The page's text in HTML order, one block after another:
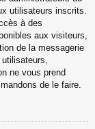
utilisateurs inscrits.
à des
aux visiteurs,
de la messagerie
utilisateurs,
ne vous prend
de le faire.